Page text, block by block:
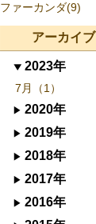
ファーカンダ(9)
アーカイブ
2023年
7月（1）
2020年
2019年
2018年
2017年
2016年